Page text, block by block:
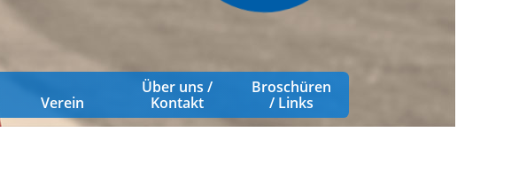
Verein
Über uns /
Kontakt
Broschüren
/ Links